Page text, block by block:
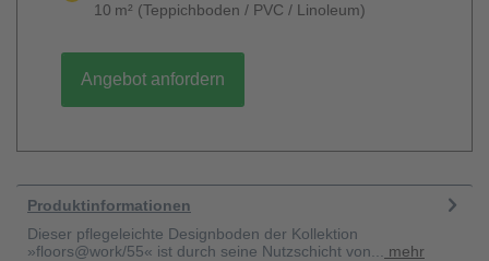
10 m² (Teppichboden / PVC / Linoleum)
Angebot anfordern
Produktinformationen
Dieser pflegeleichte Designboden der Kollektion
»floors@work/55« ist durch seine Nutzschicht von...
mehr